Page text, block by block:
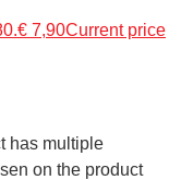
€ 7,90Current price
has multiple
on the product